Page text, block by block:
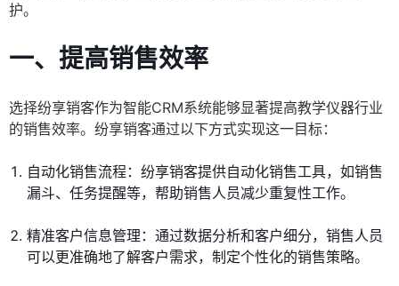
护。
一、提高销售效率
选择纷享销客作为智能CRM系统能够显著提高教学仪器行业
的销售效率。纷享销客通过以下方式实现这一目标：
自动化销售流程：纷享销客提供自动化销售工具，如销售
漏斗、任务提醒等，帮助销售人员减少重复性工作。
精准客户信息管理：通过数据分析和客户细分，销售人员
可以更准确地了解客户需求，制定个性化的销售策略。